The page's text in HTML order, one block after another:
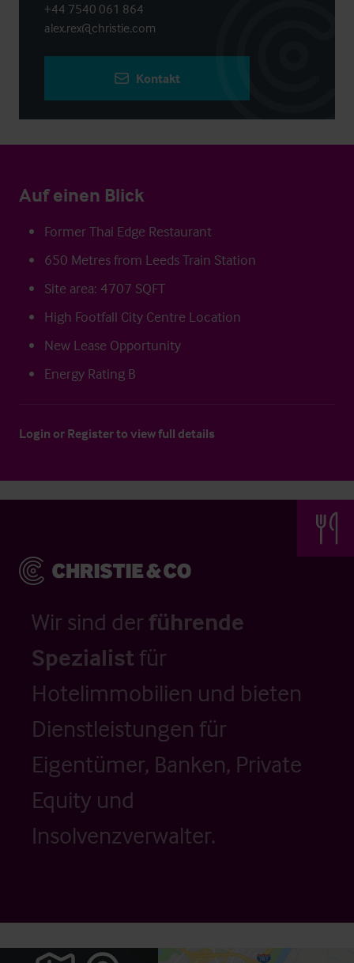
+44 7540 061 864
alex.rex@christie.com
Kontakt
Auf einen Blick
Former Thai Edge Restaurant
650 Metres from Leeds Train Station
Site area: 4707 SQFT
High Footfall City Centre Location
New Lease Opportunity
Energy Rating B
Login or Registerto view full details
Wir sind der führende
Spezialistfür
Hotelimmobilien und bieten
Dienstleistungen für
Eigentümer, Banken, Private
Equity und
Insolvenzverwalter.